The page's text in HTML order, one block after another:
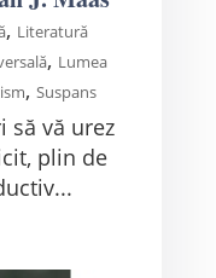
, Literatură
, Lumea
, Suspans
să vă urez
plin de